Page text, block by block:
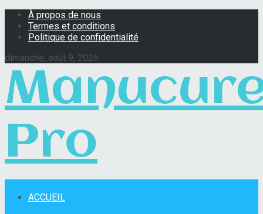
À propos de nous
Termes et conditions
Politique de confidentialité
dimanche, août 9, 2026
Pro
ACCUEIL